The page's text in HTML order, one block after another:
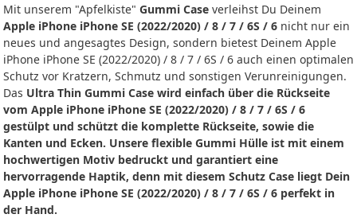
Mit unserem "Apfelkiste" Gummi Case verleihst Du Deinem
Apple iPhone iPhone SE (2022/2020) / 8 / 7 / 6S / 6 nicht nur ein
neues und angesagtes Design, sondern bietest Deinem Apple
iPhone iPhone SE (2022/2020) / 8 / 7 / 6S / 6 auch einen optimalen
Schutz vor Kratzern, Schmutz und sonstigen Verunreinigungen.
Das Ultra Thin Gummi Case wird einfach über die Rückseite
vom Apple iPhone iPhone SE (2022/2020) / 8 / 7 / 6S / 6
gestülpt und schützt die komplette Rückseite, sowie die
Kanten und Ecken. Unsere flexible Gummi Hülle ist mit einem
hochwertigen Motiv bedruckt und garantiert eine
hervorragende Haptik, denn mit diesem Schutz Case liegt Dein
Apple iPhone iPhone SE (2022/2020) / 8 / 7 / 6S / 6 perfekt in
der Hand.